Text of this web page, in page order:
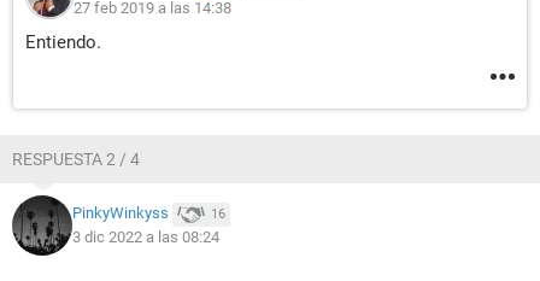
27 feb 2019 a las 14:38
Entiendo.
RESPUESTA 2 / 4
PinkyWinkyss 16
3 dic 2022 a las 08:24